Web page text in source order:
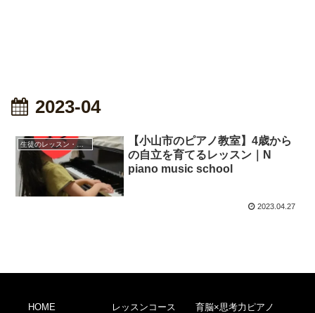
2023-04
生徒のレッスン・成長記録
【小山市のピアノ教室】4歳から
の自立を育てるレッスン｜N
piano music school
2023.04.27
HOME レッスンコース
育脳×思考力ピアノ